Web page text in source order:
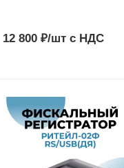
12 800 ₽/шт с НДС